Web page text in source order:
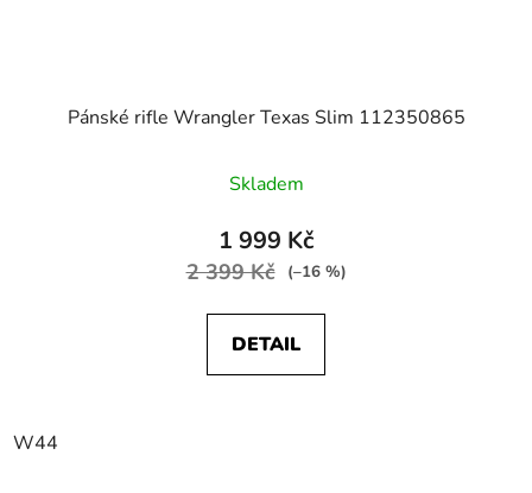
Pánské rifle Wrangler Texas Slim 112350865
Skladem
1 999 Kč
2 399 Kč (–16 %)
DETAIL
W44